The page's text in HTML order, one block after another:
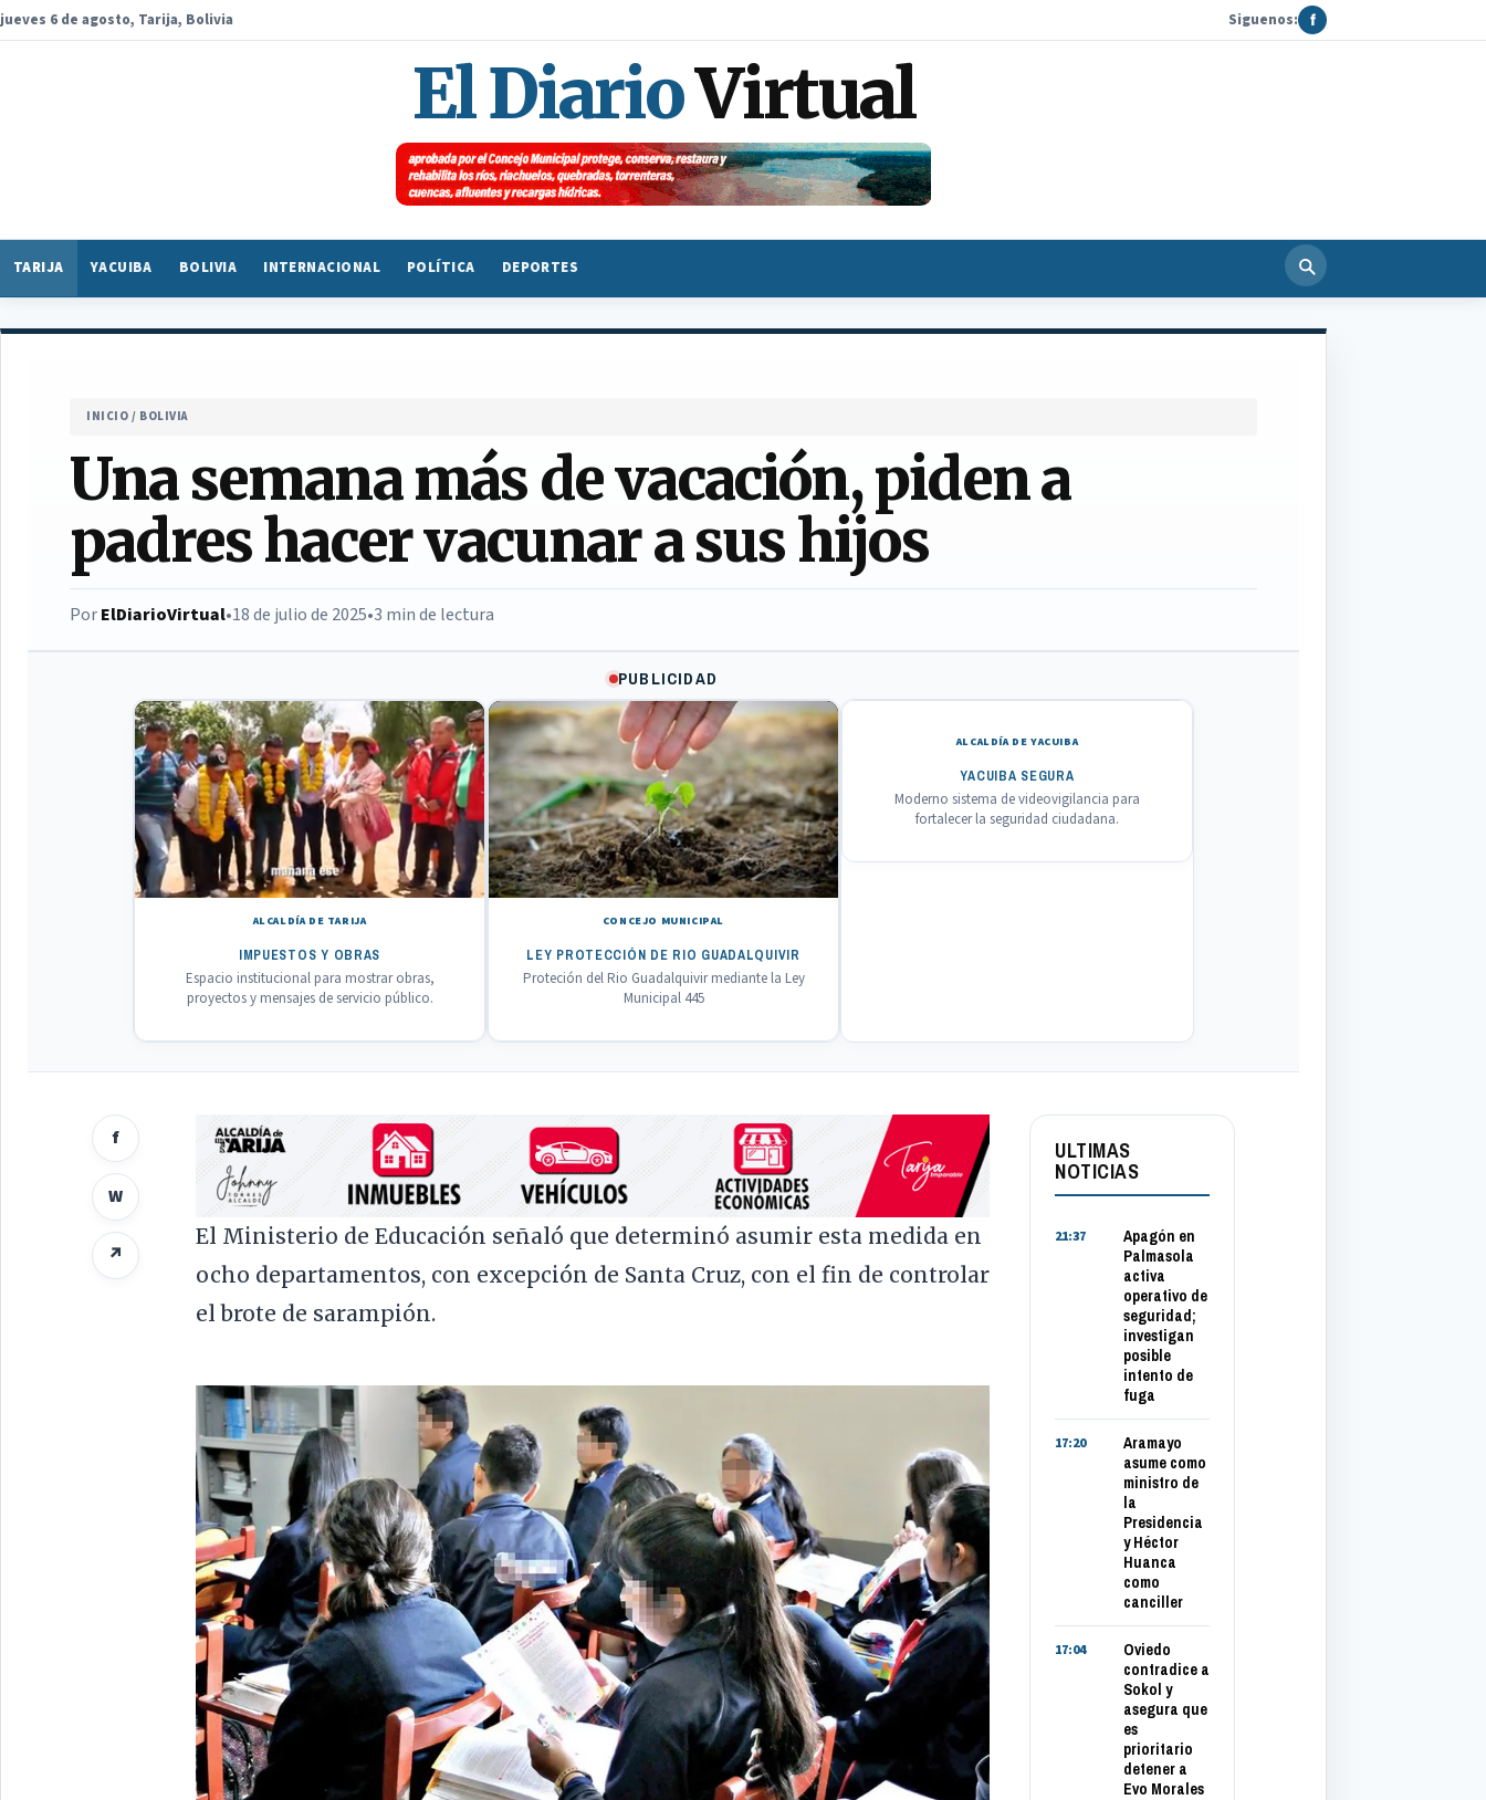
jueves 6 de agosto, Tarija, Bolivia Siguenos: f
El DiarioVirtual
TARIJA YACUIBA BOLIVIA INTERNACIONAL POLÍTICA DEPORTES
INICIO / BOLIVIA
Una semana más de vacación, piden a
padres hacer vacunar a sus hijos
PorElDiarioVirtual•18 de julio de 2025•3 min de lectura
PUBLICIDAD
ALCALDÍA DE TARIJA
IMPUESTOS Y OBRAS
Espacio institucional para mostrar obras,
proyectos y mensajes de servicio público.
CONCEJO MUNICIPAL
LEY PROTECCIÓN DE RIO GUADALQUIVIR
Proteción del Rio Guadalquivir mediante la Ley
Municipal 445
ALCALDÍA DE YACUIBA
YACUIBA SEGURA
Moderno sistema de videovigilancia para
fortalecer la seguridad ciudadana.
f
W
↗
El Ministerio de Educación señaló que determinó asumir esta medida en
ocho departamentos, con excepción de Santa Cruz, con el fin de controlar
el brote de sarampión.
ULTIMAS
NOTICIAS
21:37
Apagón en
Palmasola
activa
operativo de
seguridad;
investigan
posible
intento de
fuga
17:20
Aramayo
asume como
ministro de
la
Presidencia
y Héctor
Huanca
como
canciller
17:04
Oviedo
contradice a
Sokol y
asegura que
es
prioritario
detener a
Evo Morales